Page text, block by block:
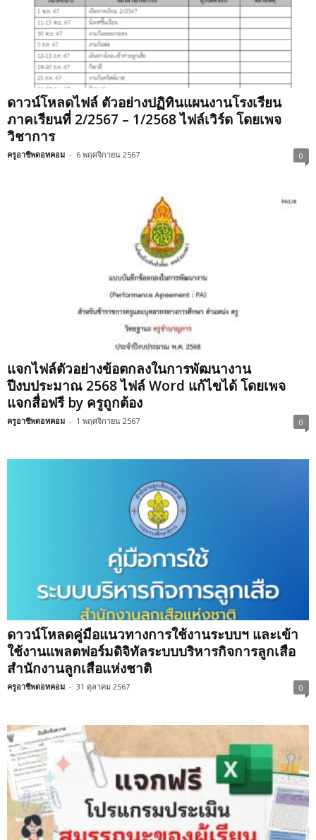
ดาวน์โหลดไฟล์ ตัวอย่างปฏิทินแผนงานโรงเรียน
ภาคเรียนที่ 2/2567 – 1/2568 ไฟล์เวิร์ด โดยเพจ
วิชาการ
ครูอาชีพดอทคอม - 6 พฤศจิกายน 2567 0
แจกไฟล์ตัวอย่างข้อตกลงในการพัฒนางาน
ปีงบประมาณ 2568 ไฟล์ Word แก้ไขได้ โดยเพจ
แจกสื่อฟรี by ครูถูกต้อง
ครูอาชีพดอทคอม - 1 พฤศจิกายน 2567 0
ดาวน์โหลดคู่มือแนวทางการใช้งานระบบฯ และเข้า
ใช้งานแพลตฟอร์มดิจิทัลระบบบริหารกิจการลูกเสือ
สำนักงานลูกเสือแห่งชาติ
ครูอาชีพดอทคอม - 31 ตุลาคม 2567 0